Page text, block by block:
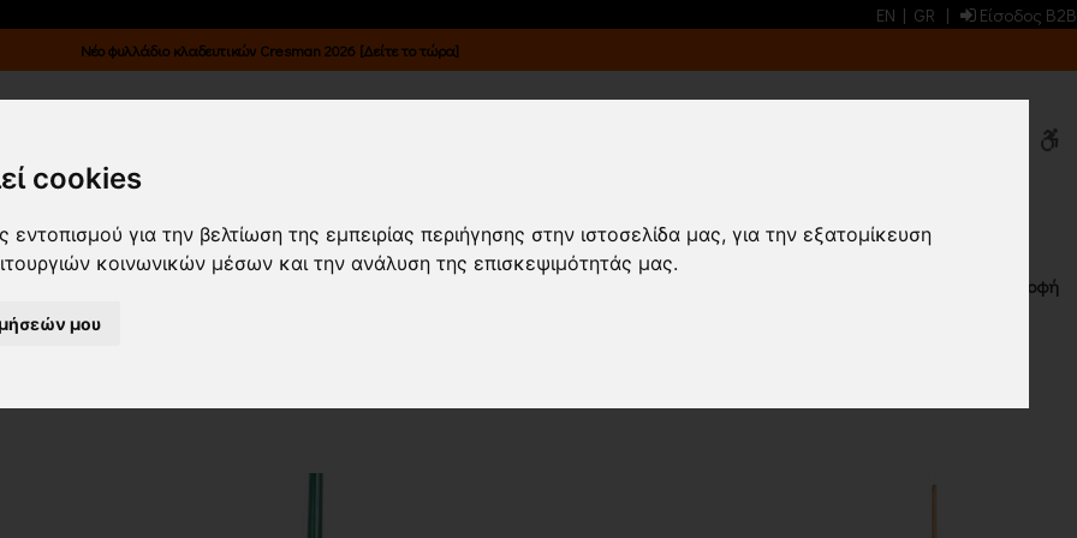
cookies
για την βελτίωση της εμπειρίας περιήγησης στην ιστοσελίδα μας, για την εξατομίκευση
κοινωνικών μέσων και την ανάλυση της επισκεψιμότητάς μας.
μου
EN | GR | Είσοδος B2B
Νέο φυλλάδιο κλαδευτικών Cresman 2026 [Δείτε το τώρα]
ΣΚΟΥΠΕΣ ΦΥΛΛΩΝ & ΤΣΟΥΓΚΡΑΝΕΣ/ ΤΣΟΥΓΚΡΑΝΕΣ
Επιστροφή